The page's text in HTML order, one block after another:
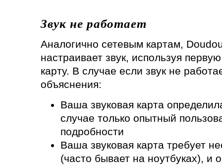
Звук не работает
Аналогично сетевым картам,
настраивает звук, используя
карту. В случае если звук не
объяснения:
Ваша звуковая карта
случае только опытный
подробности
Ваша звуковая карта требует
(часто бывает на ноутбуках), и